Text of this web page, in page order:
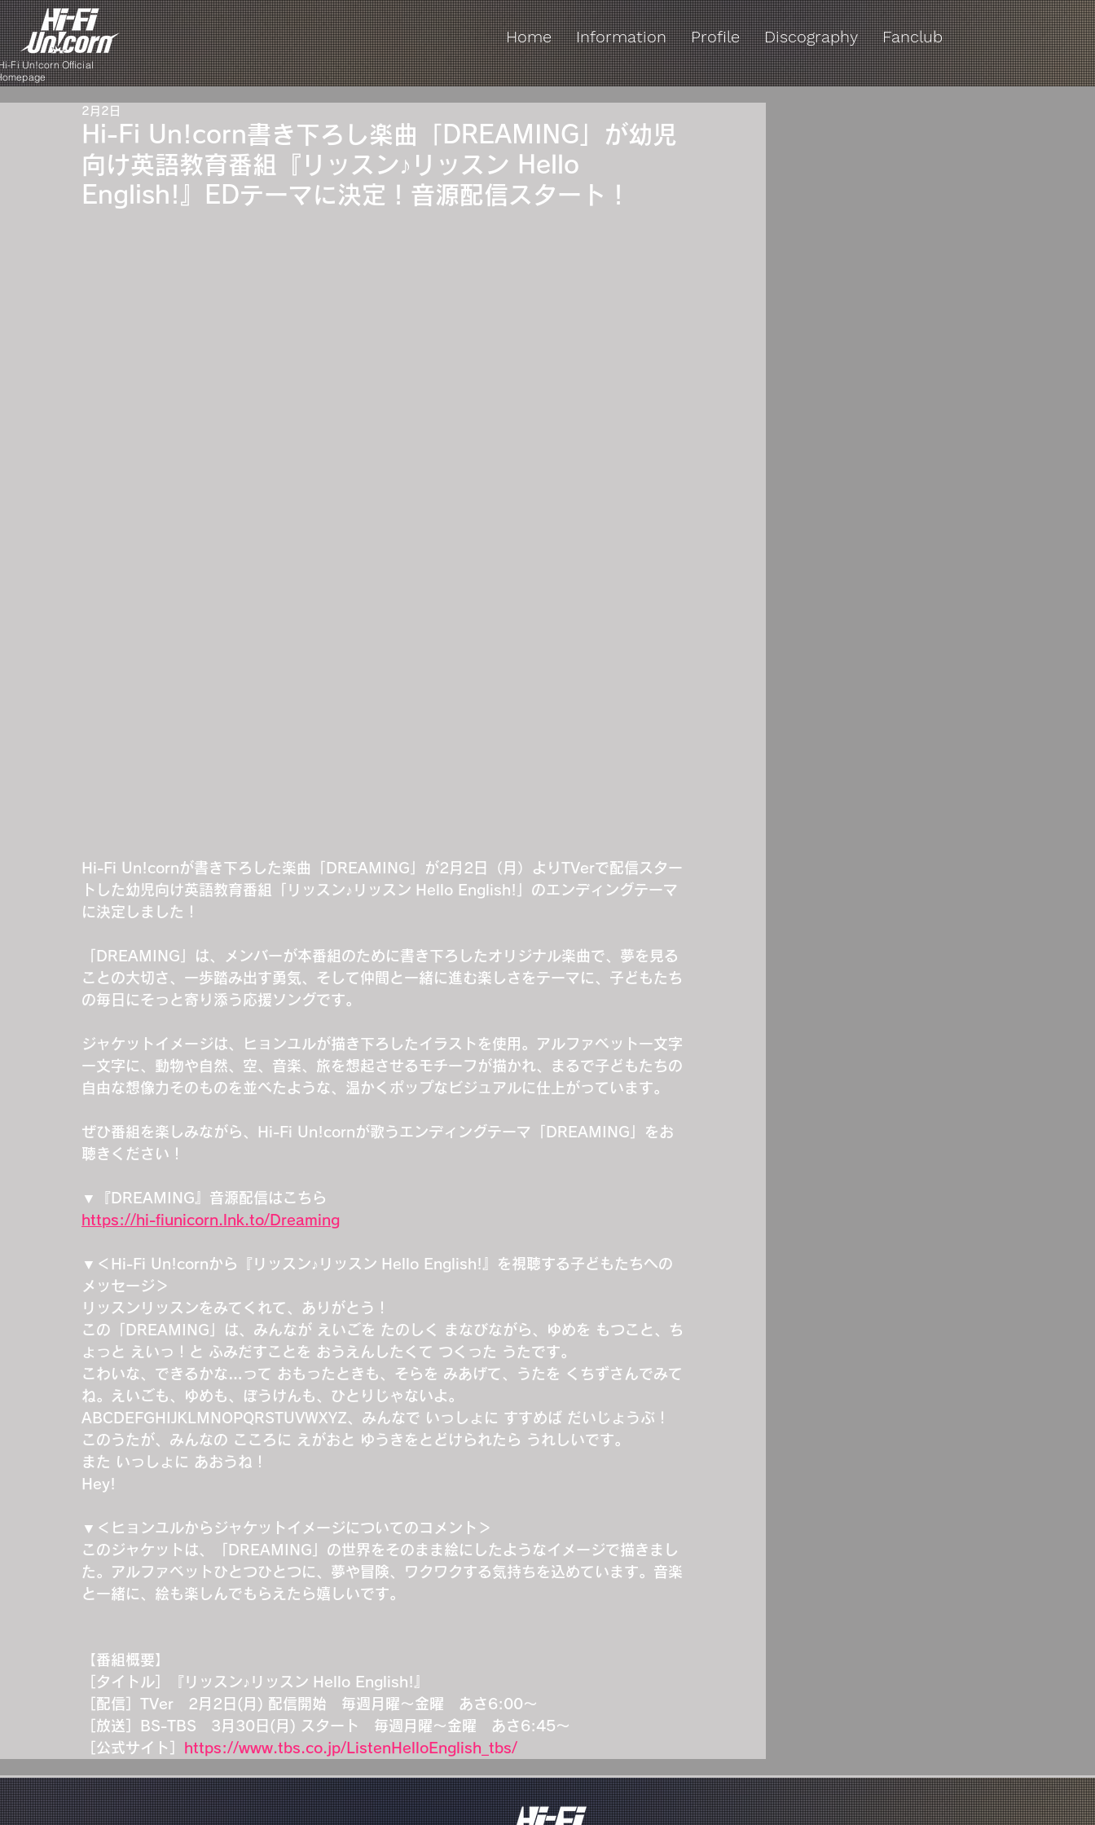
Home Information Profile Discography Fanclub
Fi Un!corn Official
Hi-Fi Un!corn書き下ろし楽曲「DREAMING」が幼児
向け英語教育番組『リッスン♪リッスン Hello
English!』EDテーマに決定！音源配信スタート！
2月2日
Hi-Fi Un!cornが書き下ろした楽曲「DREAMING」が2月2日（月）よりTVerで配信スター
トした幼児向け英語教育番組「リッスン♪リッスン Hello English!」のエンディングテーマ
に決定しました！
「DREAMING」は、メンバーが本番組のために書き下ろしたオリジナル楽曲で、夢を見る
ことの大切さ、一歩踏み出す勇気、そして仲間と一緒に進む楽しさをテーマに、子どもたち
の毎日にそっと寄り添う応援ソングです。
ジャケットイメージは、ヒョンユルが描き下ろしたイラストを使用。アルファベット一文字
一文字に、動物や自然、空、音楽、旅を想起させるモチーフが描かれ、まるで子どもたちの
自由な想像力そのものを並べたような、温かくポップなビジュアルに仕上がっています。
ぜひ番組を楽しみながら、Hi-Fi Un!cornが歌うエンディングテーマ「DREAMING」をお
聴きください！
▼『DREAMING』音源配信はこちら
https://hi-fiunicorn.lnk.to/Dreaming
▼＜Hi-Fi Un!cornから『リッスン♪リッスン Hello English!』を視聴する子どもたちへの
メッセージ＞
リッスンリッスンをみてくれて、ありがとう！
この「DREAMING」は、みんなが えいごを たのしく まなびながら、ゆめを もつこと、ち
ょっと えいっ！と ふみだすことを おうえんしたくて つくった うたです。
こわいな、できるかな…って おもったときも、そらを みあげて、うたを くちずさんでみて
ね。えいごも、ゆめも、ぼうけんも、ひとりじゃないよ。
ABCDEFGHIJKLMNOPQRSTUVWXYZ、みんなで いっしょに すすめば だいじょうぶ！
このうたが、みんなの こころに えがおと ゆうきをとどけられたら うれしいです。
また いっしょに あおうね！
Hey!
▼＜ヒョンユルからジャケットイメージについてのコメント＞
このジャケットは、「DREAMING」の世界をそのまま絵にしたようなイメージで描きまし
た。アルファベットひとつひとつに、夢や冒険、ワクワクする気持ちを込めています。音楽
と一緒に、絵も楽しんでもらえたら嬉しいです。
【番組概要】
［タイトル］『リッスン♪リッスン Hello English!』
［配信］TVer　2月2日(月) 配信開始　毎週月曜～金曜　あさ6:00～
［放送］BS-TBS　3月30日(月) スタート　毎週月曜～金曜　あさ6:45～
［公式サイト］
https://www.tbs.co.jp/ListenHelloEnglish_tbs/